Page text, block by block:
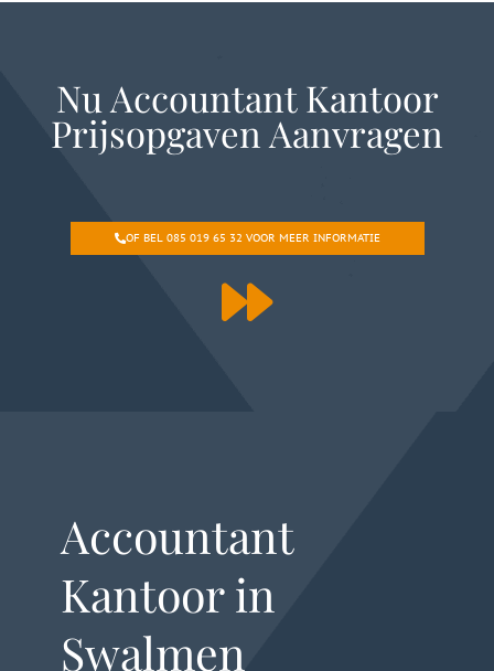
Nu Accountant Kantoor
Prijsopgaven Aanvragen
OF BEL 085 019 65 32 VOOR MEER INFORMATIE
Accountant
Kantoor in
Swalmen